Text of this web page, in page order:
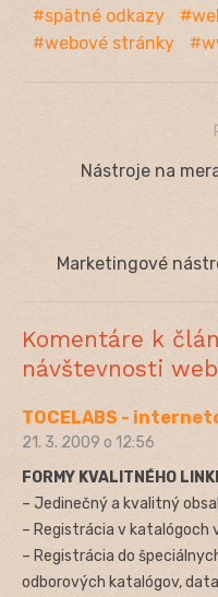
spätné odkazy
webové stránky
Navigácia
Previous
Nástroje na
Next
Marketingové
Komentáre k
návštevnosti
TOCELABS -
21. 3. 2009 o 12:56
FORMY KVALITNÉHO
– Jedinečný a kvalitný
– Registrácia v katalógoch
– Registrácia do
odborových katalógov,